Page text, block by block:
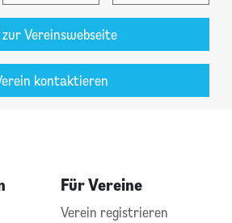
zur Vereinswebseite
kontaktieren
Für Vereine
Verein registrieren